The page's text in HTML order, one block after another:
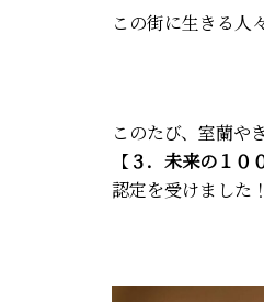
この街に生きる人
このたび、室蘭や
【３．未来の１
認定を受けました！